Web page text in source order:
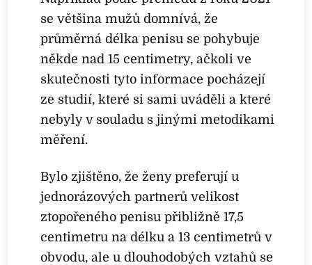
se většina mužů domnívá, že
průměrná délka penisu se pohybuje
někde nad 15 centimetry, ačkoli ve
skutečnosti tyto informace pocházejí
ze studií, které si sami uváděli a které
nebyly v souladu s jinými metodikami
měření.
Bylo zjištěno, že ženy preferují u
jednorázových partnerů velikost
ztopořeného penisu přibližně 17,5
centimetru na délku a 13 centimetrů v
obvodu, ale u dlouhodobých vztahů se